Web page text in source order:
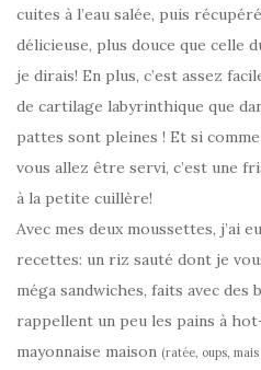
cuites à l’eau salée, puis
délicieuse, plus douce que celle
je dirais! En plus, c’est assez
de cartilage labyrinthique que
pattes sont pleines ! Et si
vous allez être servi, c’est une
à la petite cuillère!
Avec mes deux moussettes, j’ai
recettes: un riz sauté dont je
méga sandwiches, faits avec des
rappellent un peu les pains à
mayonnaise maison (ratée, oups,